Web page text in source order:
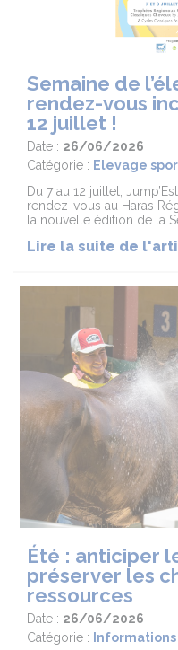
Semaine de
rendez-vous
12 juillet !
Date : 26/06/2026
Catégorie : Elevage
Du 7 au 12 juillet,
rendez-vous au Haras
la nouvelle édition de la
Lire la suite de
Été : anticiper
préserver les
ressources
Date : 26/06/2026
Catégorie :